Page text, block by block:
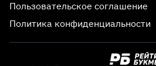
Пользовательское соглашение
Политика конфиденциальности